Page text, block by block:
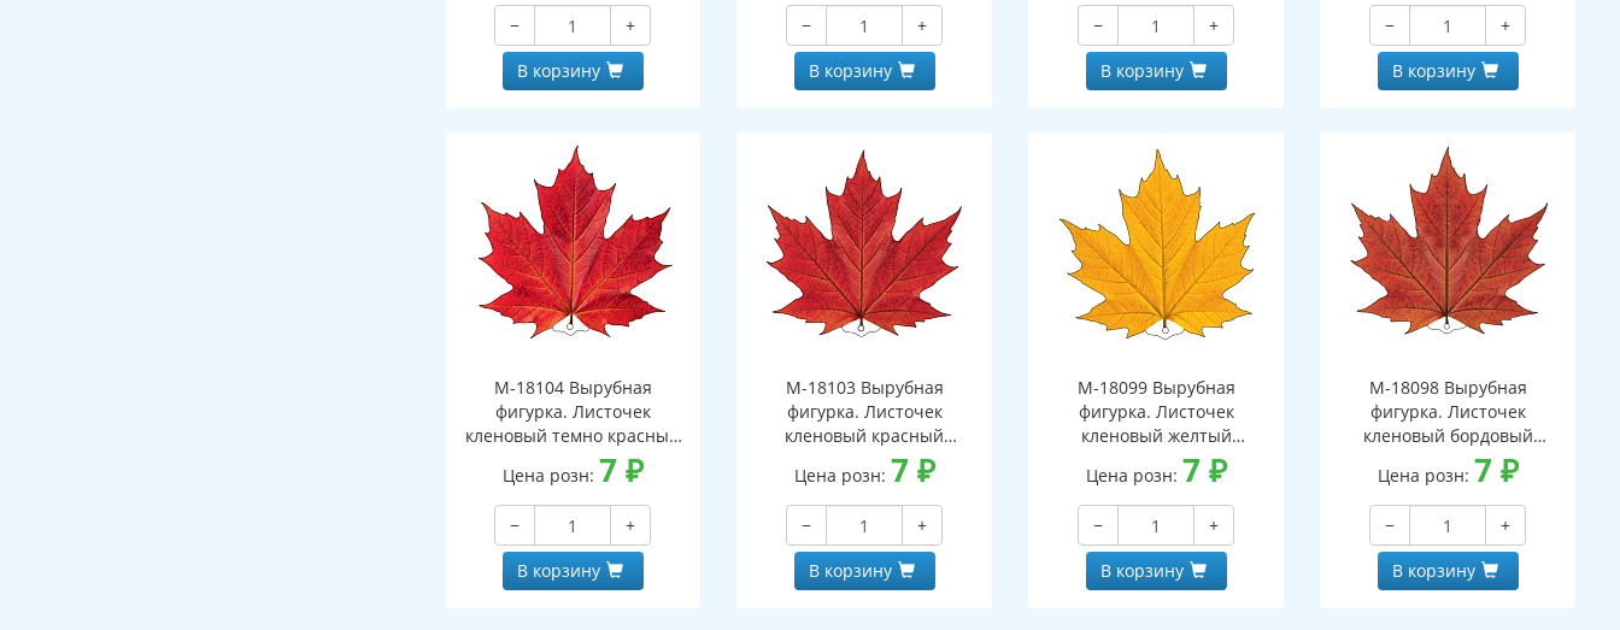
−
+
В корзину
−
+
В корзину
−
+
В корзину
−
+
В корзину
М-18104 Вырубная
фигурка. Листочек
кленовый темно красный
(двухсторонняя, ВД-лак)
Цена розн: 7 ₽
−
+
В корзину
М-18103 Вырубная
фигурка. Листочек
кленовый красный
(двухсторонняя, ВД-лак)
Цена розн: 7 ₽
−
+
В корзину
М-18099 Вырубная
фигурка. Листочек
кленовый желтый
(двухсторонняя, ВД-лак)
Цена розн: 7 ₽
−
+
В корзину
М-18098 Вырубная
фигурка. Листочек
кленовый бордовый
(двухсторонняя, ВД-лак)
Цена розн: 7 ₽
−
+
В корзину